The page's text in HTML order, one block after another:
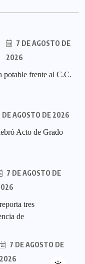
7 DE AGOSTO DE
2026
potable frente al C.C.
DE AGOSTO DE 2026
Acto de Grado
7 DE AGOSTO DE
tres
de
7 DE AGOSTO DE
2026